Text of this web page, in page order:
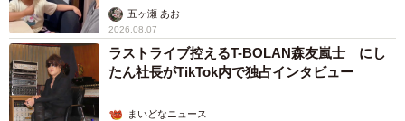
五ヶ瀬 あお
2026.08.07
ラストライブ控えるT-BOLAN森友嵐士 にし
たん社長がTikTok内で独占インタビュー
まいどなニュース